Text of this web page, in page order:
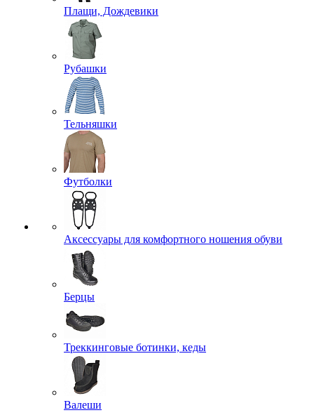
Плащи, Дождевики
Рубашки
Тельняшки
Футболки
Аксессуары для комфортного ношения обуви
Берцы
Треккинговые ботинки, кеды
Валеши